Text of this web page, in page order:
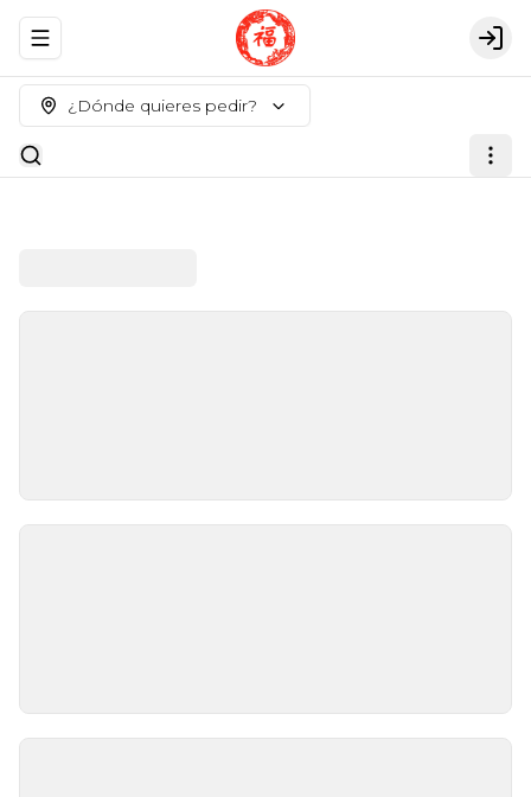
Abrir menu de navegación
¿Dónde quieres pedir?